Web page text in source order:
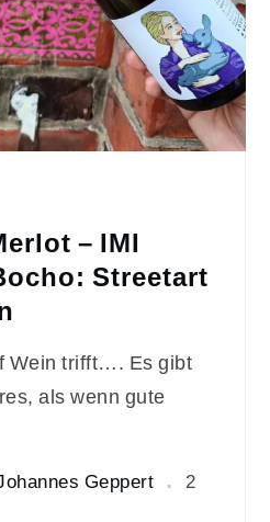
– IMI
Streetart
Wein trifft…. Es gibt
als wenn gute
Geppert
2